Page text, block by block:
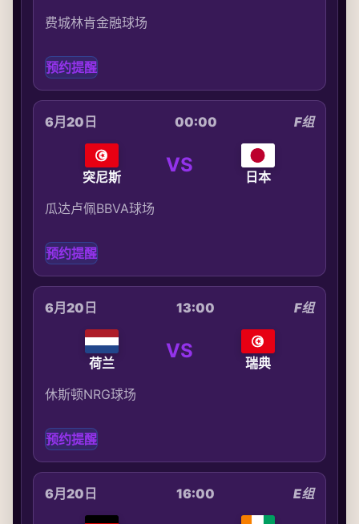
费城林肯金融球场
预约提醒
6月20日 00:00 F组
突尼斯
VS
日本
瓜达卢佩BBVA球场
预约提醒
6月20日 13:00 F组
荷兰
VS
瑞典
休斯顿NRG球场
预约提醒
6月20日 16:00 E组